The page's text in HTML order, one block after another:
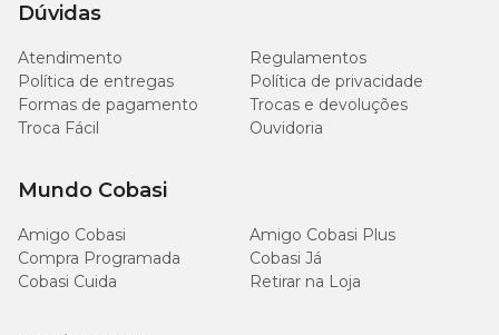
Dúvidas
Atendimento
Regulamentos
Política de entregas
Política de privacidade
Formas de pagamento
Trocas e devoluções
Troca Fácil
Ouvidoria
Mundo Cobasi
Amigo Cobasi
Amigo Cobasi Plus
Compra Programada
Cobasi Já
Cobasi Cuida
Retirar na Loja